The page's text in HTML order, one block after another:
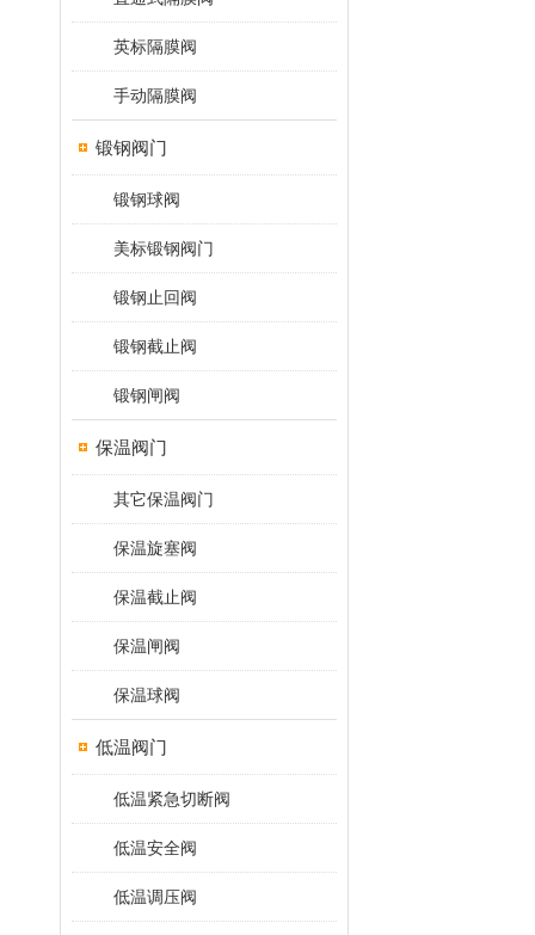
英标隔膜阀
手动隔膜阀
锻钢阀门
锻钢球阀
美标锻钢阀门
锻钢止回阀
锻钢截止阀
锻钢闸阀
保温阀门
其它保温阀门
保温旋塞阀
保温截止阀
保温闸阀
保温球阀
低温阀门
低温紧急切断阀
低温安全阀
低温调压阀